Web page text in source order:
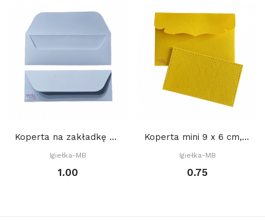
Koperta na zakładkę do książki 22 x 8 cm, SKLEJONA
Igiełka-MB
1.00
Koperta mini 9 x 6 cm, (gratis: bilecik) - ŻÓŁTA
Igiełka-MB
0.75